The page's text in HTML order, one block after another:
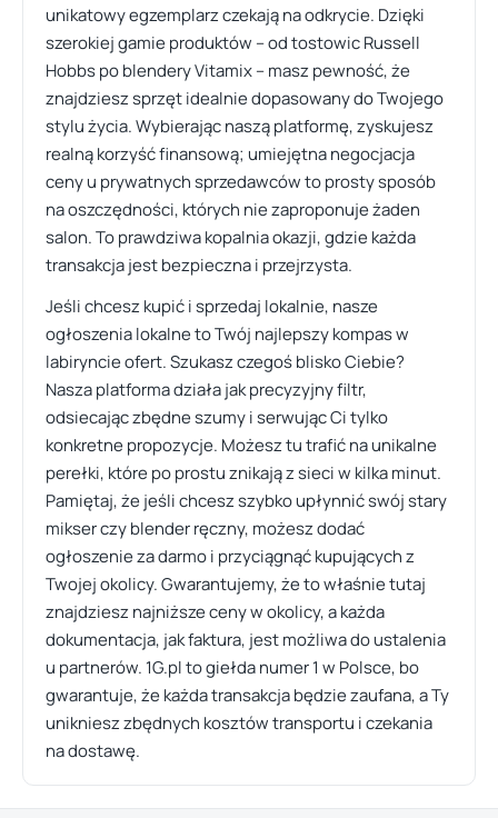
unikatowy egzemplarz czekają na odkrycie. Dzięki
szerokiej gamie produktów – od tostowic Russell
Hobbs po blendery Vitamix – masz pewność, że
znajdziesz sprzęt idealnie dopasowany do Twojego
stylu życia. Wybierając naszą platformę, zyskujesz
realną korzyść finansową; umiejętna negocjacja
ceny u prywatnych sprzedawców to prosty sposób
na oszczędności, których nie zaproponuje żaden
salon. To prawdziwa kopalnia okazji, gdzie każda
transakcja jest bezpieczna i przejrzysta.
Jeśli chcesz kupić i sprzedaj lokalnie, nasze
ogłoszenia lokalne to Twój najlepszy kompas w
labiryncie ofert. Szukasz czegoś blisko Ciebie?
Nasza platforma działa jak precyzyjny filtr,
odsiecając zbędne szumy i serwując Ci tylko
konkretne propozycje. Możesz tu trafić na unikalne
perełki, które po prostu znikają z sieci w kilka minut.
Pamiętaj, że jeśli chcesz szybko upłynnić swój stary
mikser czy blender ręczny, możesz dodać
ogłoszenie za darmo i przyciągnąć kupujących z
Twojej okolicy. Gwarantujemy, że to właśnie tutaj
znajdziesz najniższe ceny w okolicy, a każda
dokumentacja, jak faktura, jest możliwa do ustalenia
u partnerów. 1G.pl to giełda numer 1 w Polsce, bo
gwarantuje, że każda transakcja będzie zaufana, a Ty
unikniesz zbędnych kosztów transportu i czekania
na dostawę.